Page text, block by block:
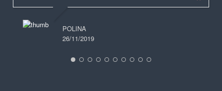
POLINA
26/11/2019